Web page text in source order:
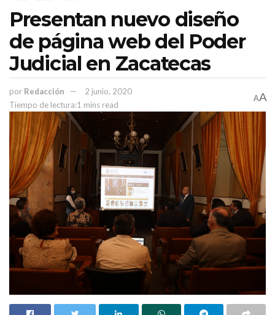
portico on line
reapertura de actividaddes
Zacatecas
Presentan nuevo diseño
de página web del Poder
Judicial en Zacatecas
por Redacción
2 junio, 2020
Tiempo de lectura:1 mins read
AA